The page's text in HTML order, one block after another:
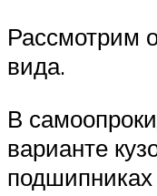
Рассмотрим
вида.
В
варианте